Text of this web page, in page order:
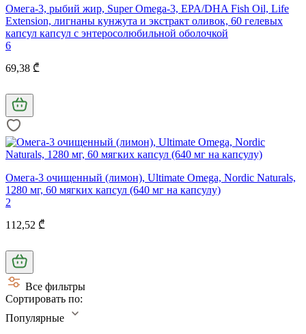
Омега-3, рыбий жир, Super Omega-3, EPA/DHA Fish Oil, Life
Extension, лигнаны кунжута и экстракт оливок, 60 гелевых
капсул капсул с энтеросолюбильной оболочкой
6
69,38 ₾
Омега-3 очищенный (лимон), Ultimate Omega, Nordic Naturals,
1280 мг, 60 мягких капсул (640 мг на капсулу)
2
112,52 ₾
Все фильтры
Сортировать по:
Популярные